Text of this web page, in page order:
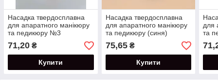
Насадка твердосплавна
для апаратного манікюру
та педикюру №3
71,20 ₴
Купити
Насадка твердосплавна
для апаратного манікюру
та педикюру (синя)
75,65₴
Купити
для
та